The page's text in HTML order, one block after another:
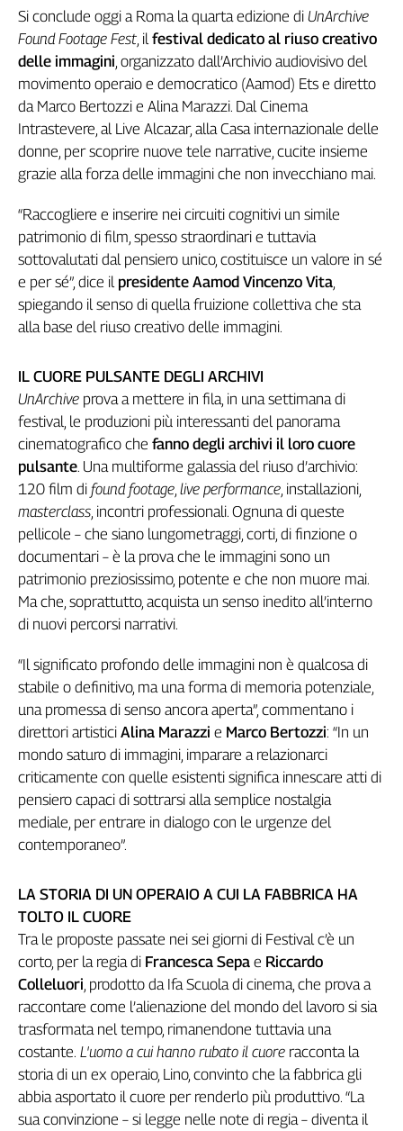
Slc
Spi
Inca
Caaf
Speciali
G8
di
il
sangue
della
ragione
120
anni
Cgil
Academy
Collettiva
Play
Rubriche
Collettiva
Talk
La
settimana
Collettiva
Girasoli
Il
Sassolino
Economica
Tech
It
Easy
Inserti
Idea
Diffusa
trasmissioni
Work
in
Progress
nel
Lavoro
Territori
Abruzzo-
Molise
Si conclude oggi a Roma la quarta edizione di UnArchive
Found Footage Fest, ilfestival dedicato al riuso creativo
delle immagini, organizzato dall’Archivio audiovisivo del
movimento operaio e democratico (Aamod) Ets e diretto
da Marco Bertozzi e Alina Marazzi. Dal Cinema
Intrastevere, al Live Alcazar, alla Casa internazionale delle
donne, per scoprire nuove tele narrative, cucite insieme
grazie alla forza delle immagini che non invecchiano mai.
“Raccogliere e inserire nei circuiti cognitivi un simile
patrimonio di film, spesso straordinari e tuttavia
sottovalutati dal pensiero unico, costituisce un valore in sé
e per sé”, dice il presidente Aamod Vincenzo Vita,
spiegando il senso di quella fruizione collettiva che sta
alla base del riuso creativo delle immagini.
IL CUORE PULSANTE DEGLI ARCHIVI
UnArchive prova a mettere in fila, in una settimana di
festival, le produzioni più interessanti del panorama
cinematografico che fanno degli archivi il loro cuore
pulsante. Una multiforme galassia del riuso d’archivio:
120 film di found footage, live performance, installazioni,
masterclass, incontri professionali. Ognuna di queste
pellicole – che siano lungometraggi, corti, di finzione o
documentari – è la prova che le immagini sono un
patrimonio preziosissimo, potente e che non muore mai.
Ma che, soprattutto, acquista un senso inedito all’interno
di nuovi percorsi narrativi.
“Il significato profondo delle immagini non è qualcosa di
stabile o definitivo, ma una forma di memoria potenziale,
una promessa di senso ancora aperta”, commentano i
direttori artistici Alina Marazzi e Marco Bertozzi: “In un
mondo saturo di immagini, imparare a relazionarci
criticamente con quelle esistenti significa innescare atti di
pensiero capaci di sottrarsi alla semplice nostalgia
mediale, per entrare in dialogo con le urgenze del
contemporaneo”.
LA STORIA DI UN OPERAIO A CUI LA FABBRICA HA
TOLTO IL CUORE
Tra le proposte passate nei sei giorni di Festival c’è un
corto, per la regia di Francesca Sepa e Riccardo
Colleluori, prodotto da Ifa Scuola di cinema, che prova a
raccontare come l’alienazione del mondo del lavoro si sia
trasformata nel tempo, rimanendone tuttavia una
costante. L'uomo a cui hanno rubato il cuore racconta la
storia di un ex operaio, Lino, convinto che la fabbrica gli
abbia asportato il cuore per renderlo più produttivo. “La
sua convinzione – si legge nelle note di regia – diventa il